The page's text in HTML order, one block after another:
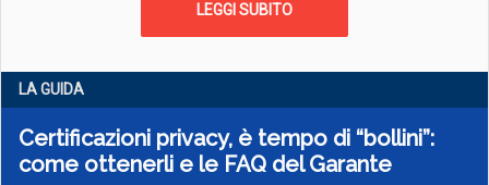
LEGGI SUBITO
LA GUIDA
Certificazioni privacy, è tempo di “bollini”:
come ottenerli e le FAQ del Garante